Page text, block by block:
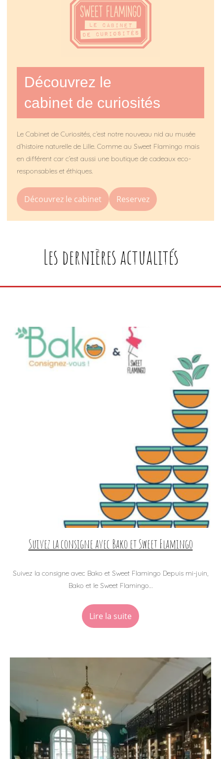
Découvrez le
cabinet de curiosités
Le Cabinet de Curiosités, c’est notre nouveau nid au musée
d’histoire naturelle de Lille. Comme au Sweet Flamingo mais
en différent car c’est aussi une boutique de cadeaux eco-
responsables et éthiques.
Découvrez le cabinet Reservez
Les dernières actualités
Suivez la consigne avec Bako et Sweet Flamingo
Suivez la consigne avec Bako et Sweet Flamingo Depuis mi-juin,
Bako et le Sweet Flamingo…
Lire la suite